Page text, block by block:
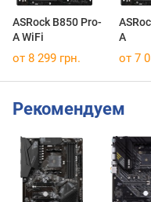
ASRock B850 Pro-
A WiFi
A
от 8 299 грн. от 7
Рекомендуем